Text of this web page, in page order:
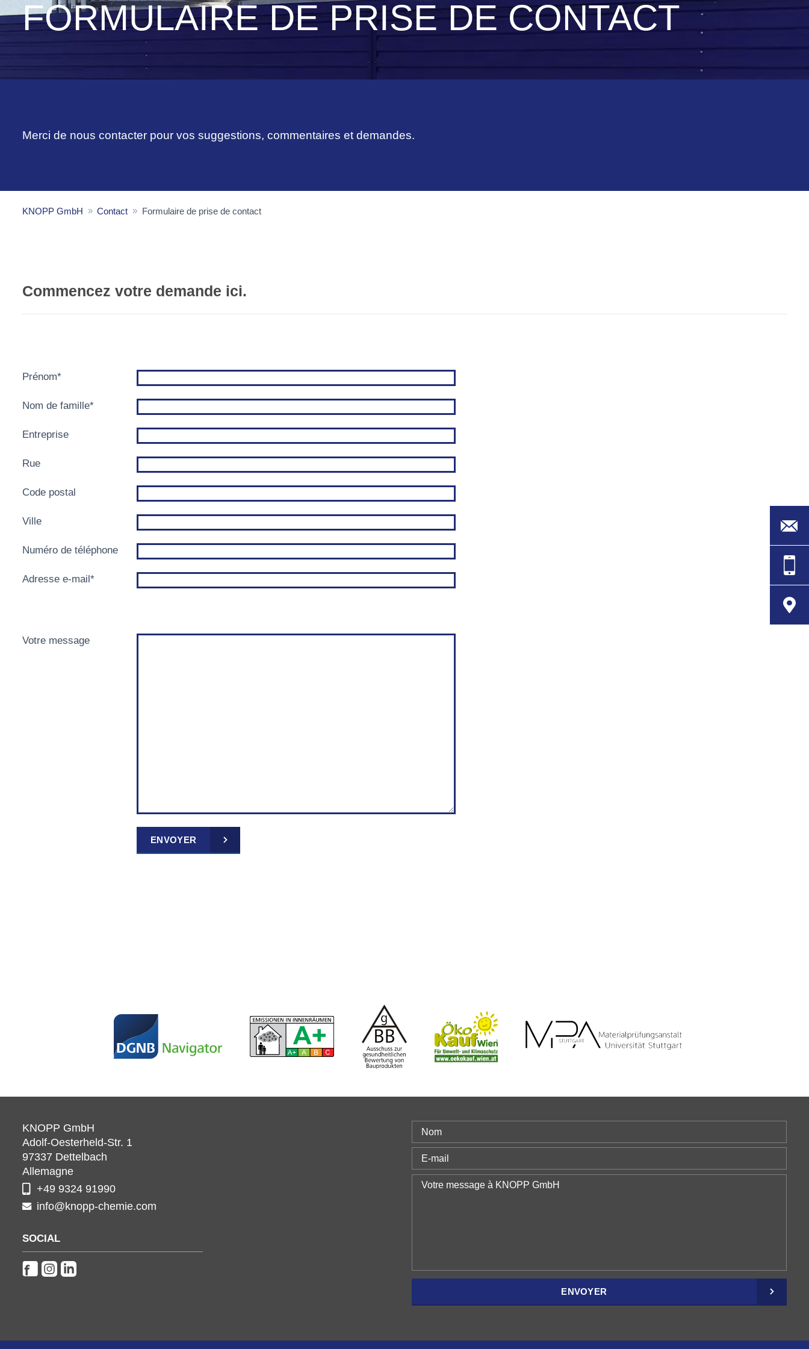
FORMULAIRE DE PRISE DE CONTACT
Merci de nous contacter pour vos suggestions, commentaires et demandes.
KNOPP GmbH Contact Formulaire de prise de contact
Commencez votre demande ici.
Prénom*
Nom de famille*
Entreprise
Rue
Code postal
Ville
Numéro de téléphone
Adresse e-mail*
Votre message
ENVOYER
KNOPP GmbH
Adolf-Oesterheld-Str. 1
97337 Dettelbach
Allemagne
+49 9324 91990
info@knopp-chemie.com
SOCIAL
ENVOYER